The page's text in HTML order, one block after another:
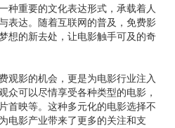
种重要的文化表达形式，承载着人
表达。随着互联网的普及，免费影
想的新去处，让电影触手可及的奇
观影的机会，更是为电影行业注入
众可以尽情享受各种类型的电影，
首映等。这种多元化的电影选择不
电影产业带来了更多的关注和支